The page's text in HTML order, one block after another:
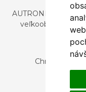
AUTRONIC, s.r.o. je
veľkoobchodným
Chrustenice
Nová